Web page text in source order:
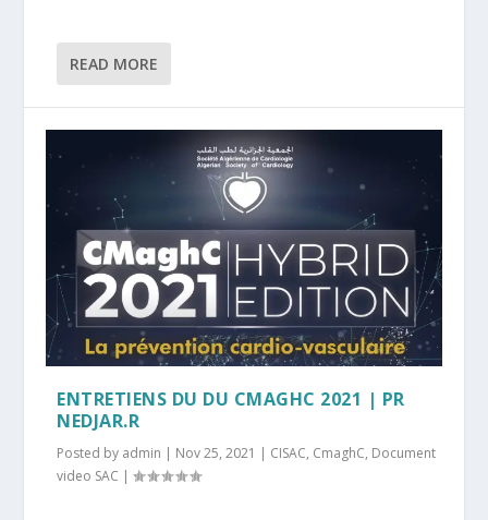
READ MORE
ENTRETIENS DU DU CMAGHC 2021 | PR
NEDJAR.R
Posted by admin | Nov 25, 2021 | CISAC, CmaghC, Document
video SAC |